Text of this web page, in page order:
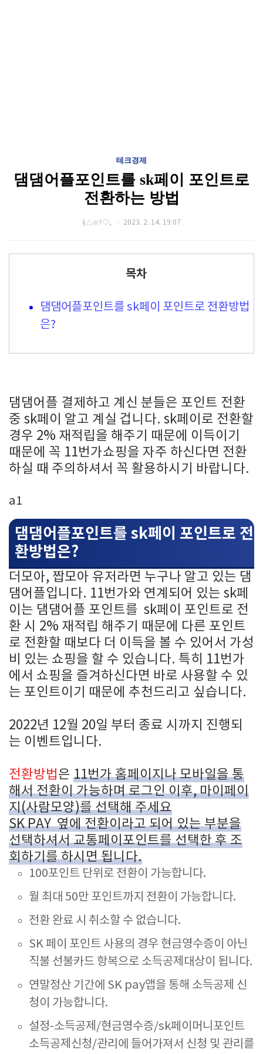
테크경제
댐댐어플포인트를 sk페이 포인트로
전환하는 방법
§△⊙†♡, 2023. 2. 14. 19:07
목차
댐댐어플포인트를 sk페이 포인트로 전환방법
은?
댐댐어플 결제하고 계신 분들은 포인트 전환
중 sk페이 알고 계실 겁니다. sk페이로 전환할
경우 2% 재적립을 해주기 때문에 이득이기
때문에 꼭 11번가쇼핑을 자주 하신다면 전환
하실 때 주의하셔서 꼭 활용하시기 바랍니다.
a1
댐댐어플포인트를 sk페이 포인트로 전
환방법은?
더모아, 짭모아 유저라면 누구나 알고 있는 댐
댐어플입니다. 11번가와 연계되어 있는 sk페
이는 댐댐어플 포인트를 sk페이 포인트로 전
환 시 2% 재적립 해주기 때문에 다른 포인트
로 전환할 때보다 더 이득을 볼 수 있어서 가성
비 있는 쇼핑을 할 수 있습니다. 특히 11번가
에서 쇼핑을 즐겨하신다면 바로 사용할 수 있
는 포인트이기 때문에 추천드리고 싶습니다.
2022년 12월 20일 부터 종료 시까지 진행되
는 이벤트입니다.
전환방법은 11번가 홈페이지나 모바일을 통
해서 전환이 가능하며 로그인 이후, 마이페이
지(사람모양)를 선택해 주세요
SK PAY 옆에 전환이라고 되어 있는 부분을
선택하셔서 교통페이포인트를 선택한 후 조
회하기를 하시면 됩니다.
100포인트 단위로 전환이 가능합니다.
월 최대 50만 포인트까지 전환이 가능합니다.
전환 완료 시 취소할 수 없습니다.
SK 페이 포인트 사용의 경우 현금영수증이 아닌
직불 선불카드 항복으로 소득공제대상이 됩니다.
연말정산 기간에 SK pay앱을 통해 소득공제 신
청이 가능합니다.
설정-소득공제/현금영수증/sk페이머니포인트
소득공제신청/관리에 들어가져서 신청 및 관리를